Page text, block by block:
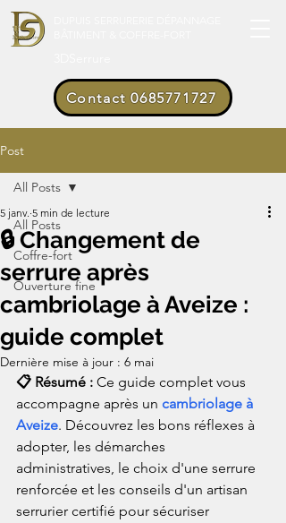
Contact 0685771727
Post
All Posts
Coffre-fort
Ouverture fine
All Posts
🔒 Changement de
serrure après
cambriolage à Aveize :
guide complet
5 janv. 5 min de lecture
Dernière mise à jour : 6 mai
📋 Résumé : Ce guide complet vous
accompagne après un cambriolage à
Aveize. Découvrez les bons réflexes à
adopter, les démarches
administratives, le choix d'une serrure
renforcée et les conseils d'un artisan
serrurier certifié pour sécuriser